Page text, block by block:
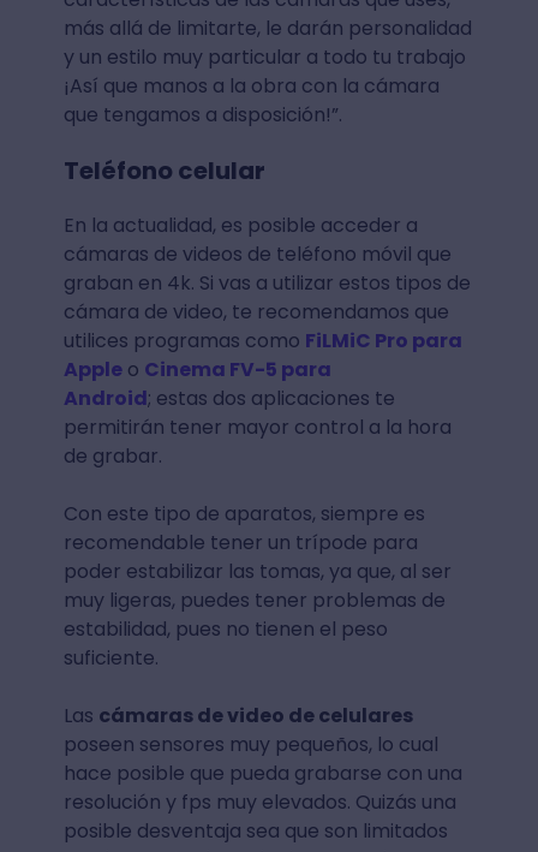
más allá de limitarte, le darán personalidad
y un estilo muy particular a todo tu trabajo
¡Así que manos a la obra con la cámara
que tengamos a disposición!”.
Teléfono celular
En la actualidad, es posible acceder a
cámaras de videos de teléfono móvil que
graban en 4k. Si vas a utilizar estos tipos de
cámara de video, te recomendamos que
utilices programas como FiLMiC Pro para
Appleo Cinema FV-5 para
Android; estas dos aplicaciones te
permitirán tener mayor control a la hora
de grabar.
Con este tipo de aparatos, siempre es
recomendable tener un trípode para
poder estabilizar las tomas, ya que, al ser
muy ligeras, puedes tener problemas de
estabilidad, pues no tienen el peso
suficiente.
Las cámaras de video de celulares
poseen sensores muy pequeños, lo cual
hace posible que pueda grabarse con una
resolución y fps muy elevados. Quizás una
posible desventaja sea que son limitados